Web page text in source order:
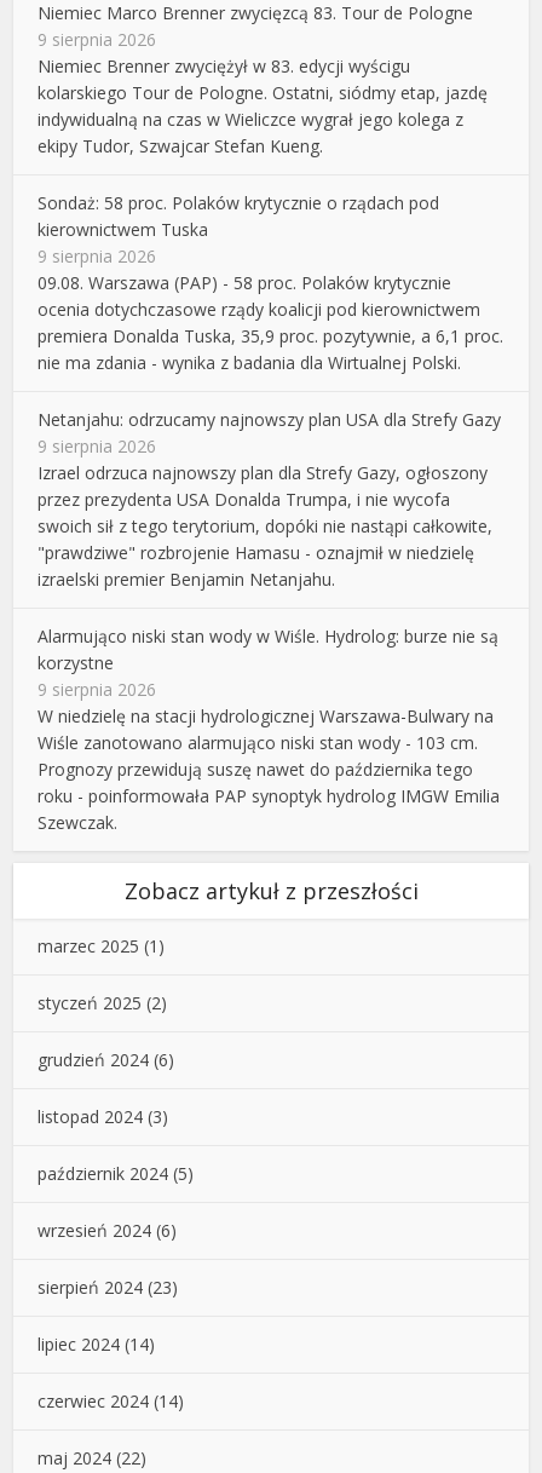
Niemiec Marco Brenner zwycięzcą 83. Tour de Pologne
9 sierpnia 2026
Niemiec Brenner zwyciężył w 83. edycji wyścigu
kolarskiego Tour de Pologne. Ostatni, siódmy etap, jazdę
indywidualną na czas w Wieliczce wygrał jego kolega z
ekipy Tudor, Szwajcar Stefan Kueng.
Sondaż: 58 proc. Polaków krytycznie o rządach pod
kierownictwem Tuska
9 sierpnia 2026
09.08. Warszawa (PAP) - 58 proc. Polaków krytycznie
ocenia dotychczasowe rządy koalicji pod kierownictwem
premiera Donalda Tuska, 35,9 proc. pozytywnie, a 6,1 proc.
nie ma zdania - wynika z badania dla Wirtualnej Polski.
Netanjahu: odrzucamy najnowszy plan USA dla Strefy Gazy
9 sierpnia 2026
Izrael odrzuca najnowszy plan dla Strefy Gazy, ogłoszony
przez prezydenta USA Donalda Trumpa, i nie wycofa
swoich sił z tego terytorium, dopóki nie nastąpi całkowite,
"prawdziwe" rozbrojenie Hamasu - oznajmił w niedzielę
izraelski premier Benjamin Netanjahu.
Alarmująco niski stan wody w Wiśle. Hydrolog: burze nie są
korzystne
9 sierpnia 2026
W niedzielę na stacji hydrologicznej Warszawa-Bulwary na
Wiśle zanotowano alarmująco niski stan wody - 103 cm.
Prognozy przewidują suszę nawet do października tego
roku - poinformowała PAP synoptyk hydrolog IMGW Emilia
Szewczak.
Zobacz artykuł z przeszłości
marzec 2025 (1)
styczeń 2025 (2)
grudzień 2024 (6)
listopad 2024 (3)
październik 2024 (5)
wrzesień 2024 (6)
sierpień 2024 (23)
lipiec 2024 (14)
czerwiec 2024 (14)
maj 2024 (22)